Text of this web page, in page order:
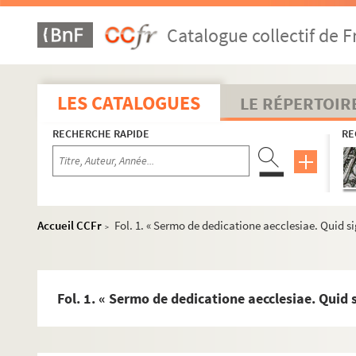
Catalogue collectif de
LES CATALOGUES LE
RECHERCHE RAPIDE
Accueil CCFr >
Fol. 1. « Sermo de dedicatione aecclesiae. Quid
Fol. 1. « Sermo de dedicatione aecclesiae.
Ms U-18 bis. Chronologie universelle
Ms U-19. Vitae sanctorum
Ms U-20. Vitae sanctorum
Ms U-21. Remarques sur l'Histoire ecclésiastique
Ms U-22. Vitae sanctorum
Ms U-23. Vincentii Bellovacensis Speculi historialis libri XVI